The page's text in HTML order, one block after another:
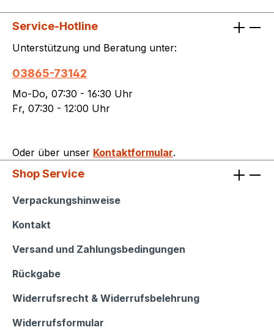
Service-Hotline
Unterstützung und Beratung unter:
03865-73142
Mo-Do, 07:30 - 16:30 Uhr
Fr, 07:30 - 12:00 Uhr
Oder über unser Kontaktformular.
Shop Service
Shop Service
Verpackungshinweise
Kontakt
Versand und Zahlungsbedingungen
Rückgabe
Widerrufsrecht & Widerrufsbelehrung
Widerrufsformular